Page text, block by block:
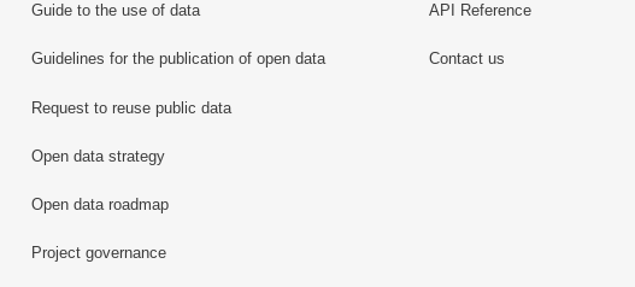
Guide to the use of data
Guidelines for the publication of open data
Request to reuse public data
Open data strategy
Open data roadmap
Project governance
API Reference
Contact us